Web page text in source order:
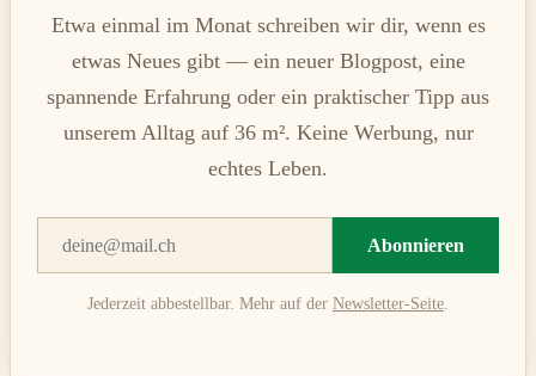
Etwa einmal im Monat schreiben wir dir, wenn es
etwas Neues gibt — ein neuer Blogpost, eine
spannende Erfahrung oder ein praktischer Tipp aus
unserem Alltag auf 36 m². Keine Werbung, nur
echtes Leben.
Abonnieren
Jederzeit abbestellbar. Mehr auf der Newsletter-Seite